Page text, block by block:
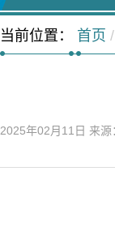
当前位置： 首页 /
2025年02月11日 来